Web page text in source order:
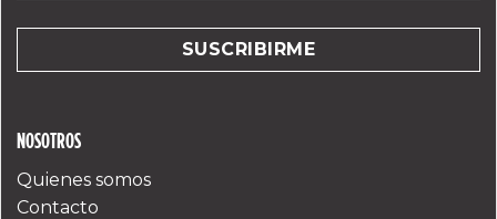
NOSOTROS
Quienes somos
Contacto